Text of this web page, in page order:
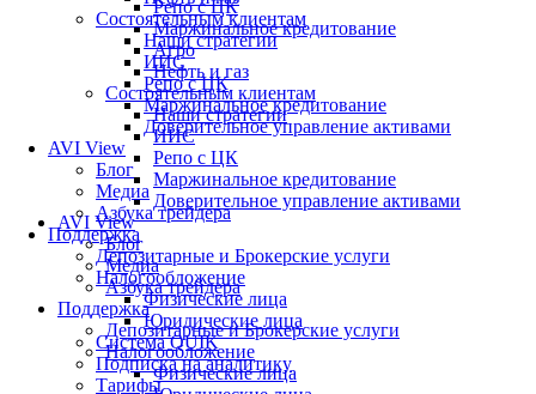
Состоятельным клиентам
Наши стратегии
ИИС
Репо с ЦК
Маржинальное кредитование
Доверительное управление активами
AVI View
Блог
Медиа
Азбука трейдера
Поддержка
Депозитарные и Брокерские услуги
Налогообложение
Физические лица
Юридические лица
Система QUIK
Подписка на аналитику
Тарифы
Репо с ЦК
Маржинальное кредитование
Агро
Нефть и газ
Состоятельным клиентам
Наши стратегии
ИИС
Репо с ЦК
Маржинальное кредитование
Доверительное управление активами
AVI View
Блог
Медиа
Азбука трейдера
Поддержка
Депозитарные и Брокерские услуги
Налогообложение
Физические лица